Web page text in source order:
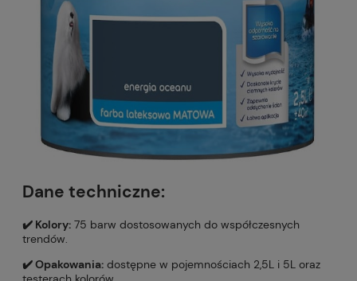
Dane techniczne:
✔️ Kolory: 75 barw dostosowanych do współczesnych
trendów.
✔️ Opakowania: dostępne w pojemnościach 2,5L i 5L oraz